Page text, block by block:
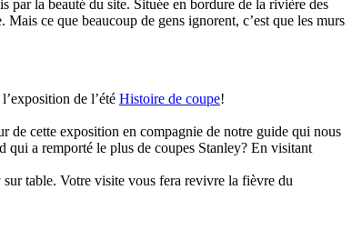
par la beauté du site. Située en bordure de la rivière des
ce que beaucoup de gens ignorent, c’est que les murs
de l’été Histoire de coupe!
de cette exposition en compagnie de notre guide qui nous
qui a remporté le plus de coupes Stanley? En visitant
table. Votre visite vous fera revivre la fièvre du